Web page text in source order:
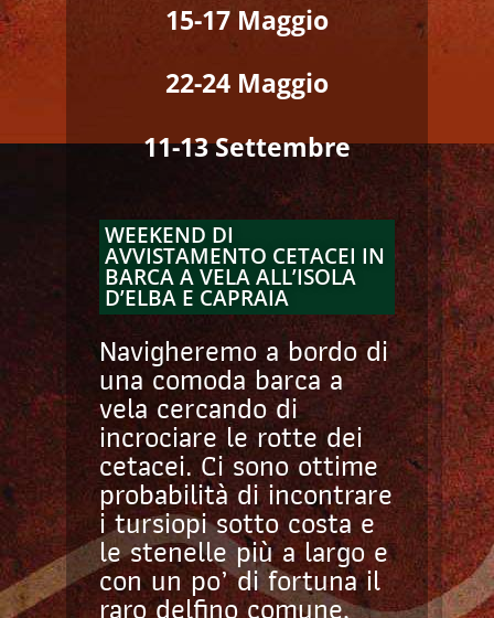
15-17 Maggio
22-24 Maggio
11-13 Settembre
WEEKEND DI
AVVISTAMENTO CETACEI IN
BARCA A VELA ALL’ISOLA
D’ELBA E CAPRAIA
Navigheremo a bordo di
una comoda barca a
vela cercando di
incrociare le rotte dei
cetacei. Ci sono ottime
probabilità di incontrare
i tursiopi sotto costa e
le stenelle più a largo e
con un po’ di fortuna il